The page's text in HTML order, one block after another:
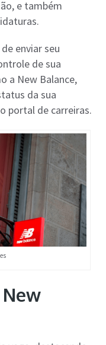
e também
enviar seu
de sua
a New Balance,
da sua
portal de carreiras.